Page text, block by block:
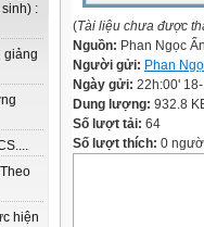
:
giảng
hiện
(Tài liệu chưa được
Nguồn: Phan Ngọc
Người gửi: Phan
Ngày gửi: 22h:00'
Dung lượng: 932.8
Số lượt tải: 64
Số lượt thích: 0